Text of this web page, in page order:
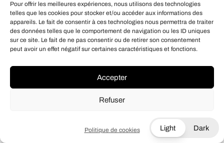
Pour offrir les meilleures expériences, nous utilisons des technologies
telles que les cookies pour stocker et/ou accéder aux informations des
appareils. Le fait de consentir à ces technologies nous permettra de traiter
des données telles que le comportement de navigation ou les ID uniques
sur ce site. Le fait de ne pas consentir ou de retirer son consentement
peut avoir un effet négatif sur certaines caractéristiques et fonctions.
Accepter
Refuser
Politique de cookies Light Dark